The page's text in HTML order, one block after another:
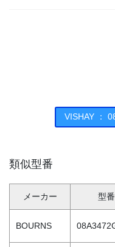
VISHAY ：
類似型番
メーカー 型番
BOURNS